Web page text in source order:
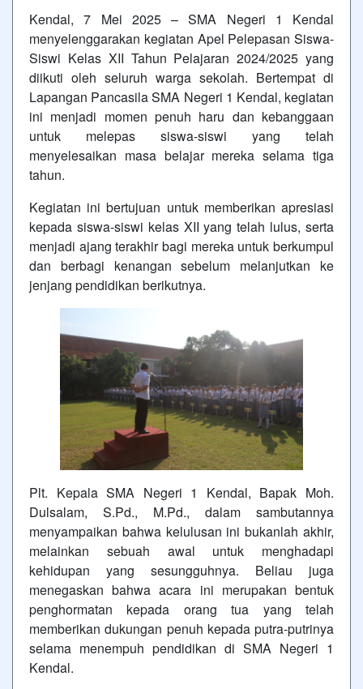
Kendal, 7 Mei 2025 – SMA Negeri 1 Kendal
menyelenggarakan kegiatan Apel Pelepasan Siswa-
Siswi Kelas XII Tahun Pelajaran 2024/2025 yang
diikuti oleh seluruh warga sekolah. Bertempat di
Lapangan Pancasila SMA Negeri 1 Kendal, kegiatan
ini menjadi momen penuh haru dan kebanggaan
untuk melepas siswa-siswi yang telah
menyelesaikan masa belajar mereka selama tiga
tahun.
Kegiatan ini bertujuan untuk memberikan apresiasi
kepada siswa-siswi kelas XII yang telah lulus, serta
menjadi ajang terakhir bagi mereka untuk berkumpul
dan berbagi kenangan sebelum melanjutkan ke
jenjang pendidikan berikutnya.
Plt. Kepala SMA Negeri 1 Kendal, Bapak Moh.
Dulsalam, S.Pd., M.Pd., dalam sambutannya
menyampaikan bahwa kelulusan ini bukanlah akhir,
melainkan sebuah awal untuk menghadapi
kehidupan yang sesungguhnya. Beliau juga
menegaskan bahwa acara ini merupakan bentuk
penghormatan kepada orang tua yang telah
memberikan dukungan penuh kepada putra-putrinya
selama menempuh pendidikan di SMA Negeri 1
Kendal.